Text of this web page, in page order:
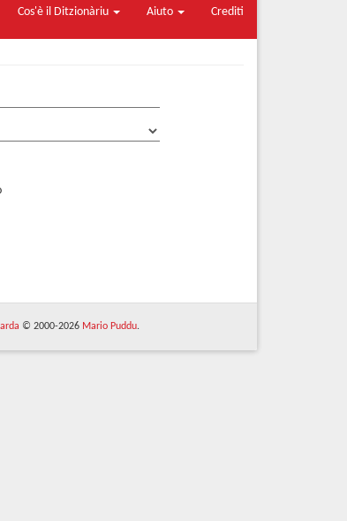
Cos'è il Ditzionàriu Aiuto Crediti
© 2000-2026 Mario Puddu.